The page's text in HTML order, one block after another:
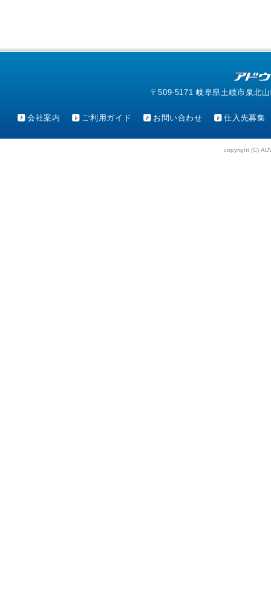
〒509-5171 岐阜県土岐市泉北
会社案内 ご利用ガイド お問い合わせ 仕入先募集
copyright (C)